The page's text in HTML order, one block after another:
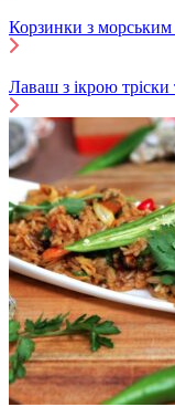
Корзинки з морським
Лаваш з ікрою тріски